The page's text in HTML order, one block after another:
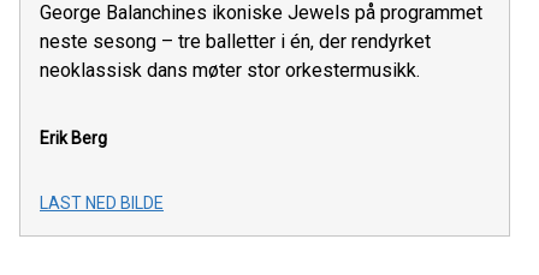
George Balanchines ikoniske Jewels på programmet
neste sesong – tre balletter i én, der rendyrket
neoklassisk dans møter stor orkestermusikk.
Erik Berg
LAST NED BILDE